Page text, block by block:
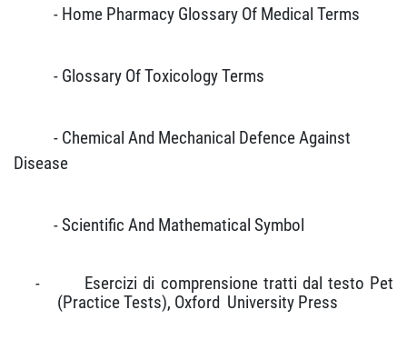
- Home Pharmacy Glossary Of Medical Terms
- Glossary Of Toxicology Terms
- Chemical And Mechanical Defence Against
Disease
- Scientific And Mathematical Symbol
-
Esercizi di comprensione tratti dal testo Pet
(Practice Tests), Oxford University Press